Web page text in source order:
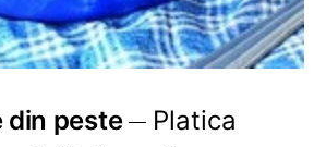
din peste
Platica